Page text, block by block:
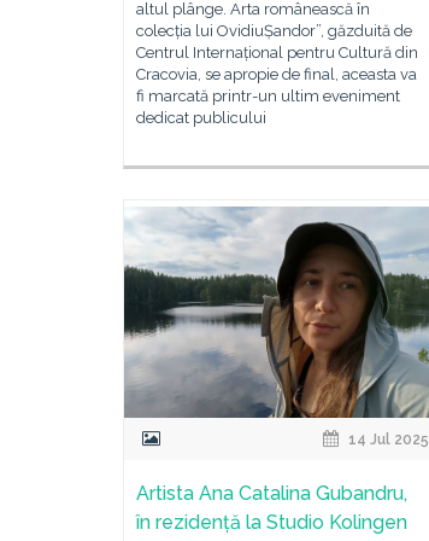
altul plânge. Arta românească în
colecția lui OvidiuȘandor”, găzduită de
Centrul Internațional pentru Cultură din
Cracovia, se apropie de final, aceasta va
fi marcată printr-un ultim eveniment
dedicat publicului
14 Jul 2025
Artista Ana Catalina Gubandru,
în rezidență la Studio Kolingen